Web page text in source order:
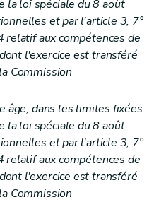
1re
Conditions
2 Procédure
la loi spéciale du 8 août
et par l'article 3, 7°
aux compétences de
l'exercice est transféré
Commission
âge, dans les limites fixées
la loi spéciale du 8 août
et par l'article 3, 7°
aux compétences de
l'exercice est transféré
Commission